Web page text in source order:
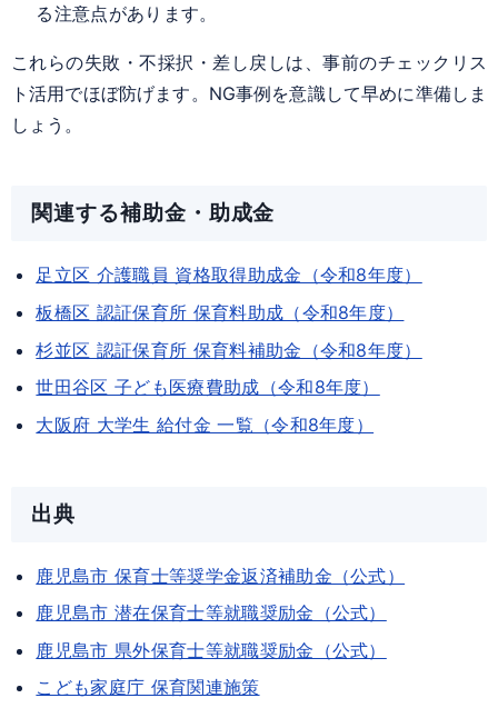
る注意点があります。
これらの失敗・不採択・差し戻しは、事前のチェックリス
ト活用でほぼ防げます。NG事例を意識して早めに準備しま
しょう。
関連する補助金・助成金
足立区 介護職員 資格取得助成金（令和8年度）
板橋区 認証保育所 保育料助成（令和8年度）
杉並区 認証保育所 保育料補助金（令和8年度）
世田谷区 子ども医療費助成（令和8年度）
大阪府 大学生 給付金 一覧（令和8年度）
出典
鹿児島市 保育士等奨学金返済補助金（公式）
鹿児島市 潜在保育士等就職奨励金（公式）
鹿児島市 県外保育士等就職奨励金（公式）
こども家庭庁 保育関連施策